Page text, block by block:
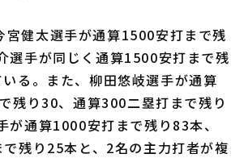
健太選手が通算1500安打まで残
選手が同じく通算1500安打まで残
る。また、柳田悠岐選手が通算
残り30、通算300二塁打まで残り
が通算1000安打まで残り83本、
残り25本と、2名の主力打者が複